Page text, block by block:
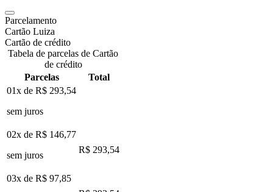
Parcelamento
Cartão Luiza
Cartão de crédito
Tabela de parcelas de Cartão
de crédito
Parcelas
Total
01x de R$ 293,54
sem juros
02x de R$ 146,77
sem juros
R$ 293,54
03x de R$ 97,85